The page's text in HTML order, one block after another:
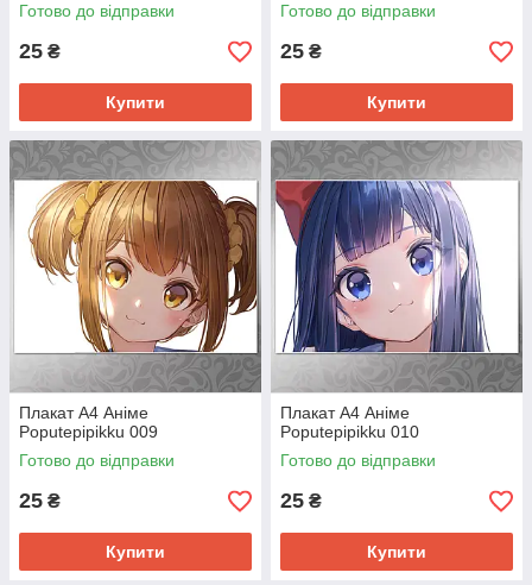
Готово до відправки
25 ₴
Купити
Готово до відправки
25 ₴
Купити
Плакат А4 Аніме
Poputepipikku 009
Готово до відправки
25 ₴
Купити
Плакат А4 Аніме
Poputepipikku 010
Готово до відправки
25 ₴
Купити